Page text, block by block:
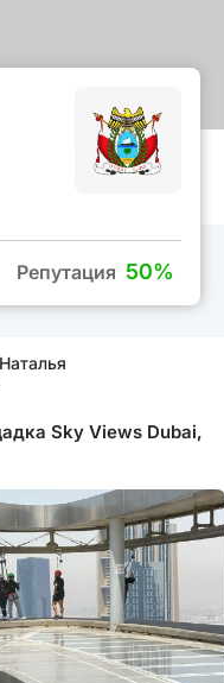
Репутация 50%
Sky Views Dubai,